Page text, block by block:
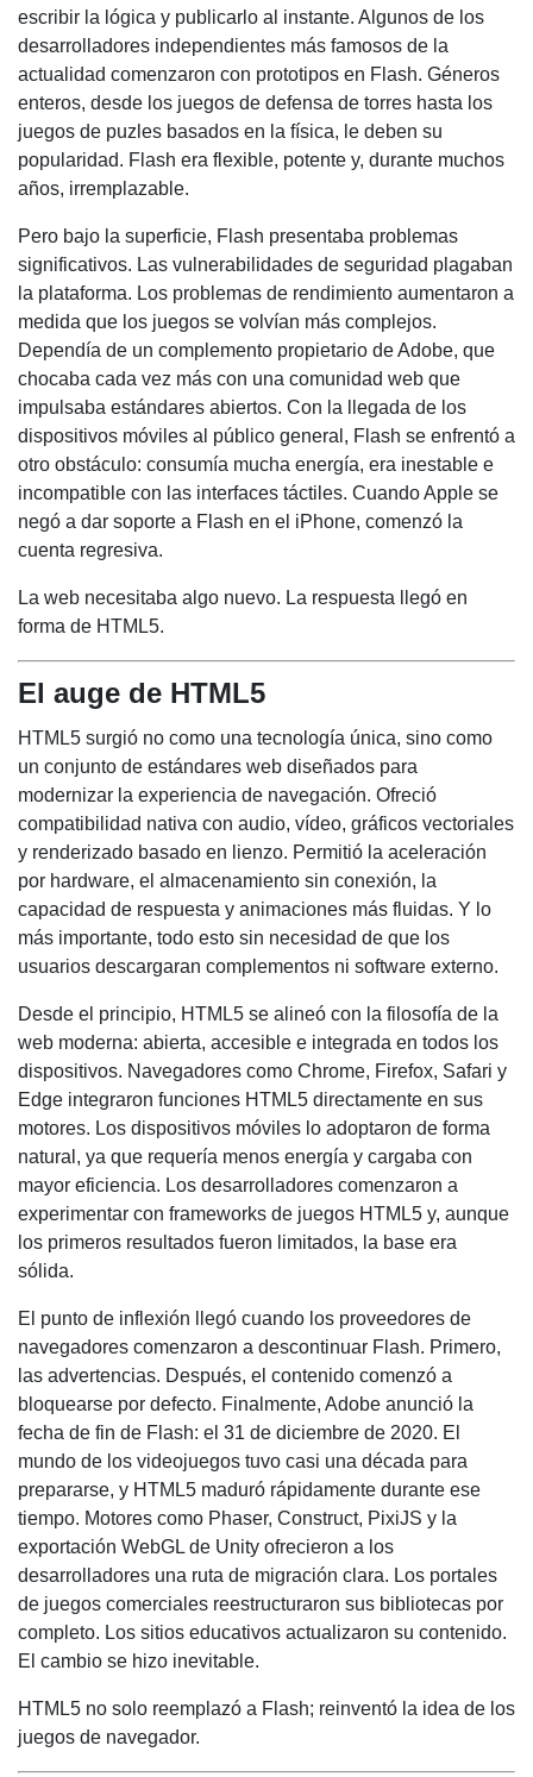
escribir la lógica y publicarlo al instante. Algunos de los
desarrolladores independientes más famosos de la
actualidad comenzaron con prototipos en Flash. Géneros
enteros, desde los juegos de defensa de torres hasta los
juegos de puzles basados en la física, le deben su
popularidad. Flash era flexible, potente y, durante muchos
años, irremplazable.
Pero bajo la superficie, Flash presentaba problemas
significativos. Las vulnerabilidades de seguridad plagaban
la plataforma. Los problemas de rendimiento aumentaron a
medida que los juegos se volvían más complejos.
Dependía de un complemento propietario de Adobe, que
chocaba cada vez más con una comunidad web que
impulsaba estándares abiertos. Con la llegada de los
dispositivos móviles al público general, Flash se enfrentó a
otro obstáculo: consumía mucha energía, era inestable e
incompatible con las interfaces táctiles. Cuando Apple se
negó a dar soporte a Flash en el iPhone, comenzó la
cuenta regresiva.
La web necesitaba algo nuevo. La respuesta llegó en
forma de HTML5.
El auge de HTML5
HTML5 surgió no como una tecnología única, sino como
un conjunto de estándares web diseñados para
modernizar la experiencia de navegación. Ofreció
compatibilidad nativa con audio, vídeo, gráficos vectoriales
y renderizado basado en lienzo. Permitió la aceleración
por hardware, el almacenamiento sin conexión, la
capacidad de respuesta y animaciones más fluidas. Y lo
más importante, todo esto sin necesidad de que los
usuarios descargaran complementos ni software externo.
Desde el principio, HTML5 se alineó con la filosofía de la
web moderna: abierta, accesible e integrada en todos los
dispositivos. Navegadores como Chrome, Firefox, Safari y
Edge integraron funciones HTML5 directamente en sus
motores. Los dispositivos móviles lo adoptaron de forma
natural, ya que requería menos energía y cargaba con
mayor eficiencia. Los desarrolladores comenzaron a
experimentar con frameworks de juegos HTML5 y, aunque
los primeros resultados fueron limitados, la base era
sólida.
El punto de inflexión llegó cuando los proveedores de
navegadores comenzaron a descontinuar Flash. Primero,
las advertencias. Después, el contenido comenzó a
bloquearse por defecto. Finalmente, Adobe anunció la
fecha de fin de Flash: el 31 de diciembre de 2020. El
mundo de los videojuegos tuvo casi una década para
prepararse, y HTML5 maduró rápidamente durante ese
tiempo. Motores como Phaser, Construct, PixiJS y la
exportación WebGL de Unity ofrecieron a los
desarrolladores una ruta de migración clara. Los portales
de juegos comerciales reestructuraron sus bibliotecas por
completo. Los sitios educativos actualizaron su contenido.
El cambio se hizo inevitable.
HTML5 no solo reemplazó a Flash; reinventó la idea de los
juegos de navegador.